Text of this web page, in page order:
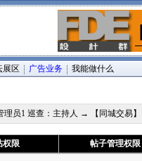
展区 广告业务 我能做什么
理员1 巡查：主持人 → 【同城交易
权限 帖子管理权限